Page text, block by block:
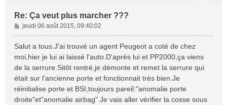
Re: Ça veut plus marcher ???
M
e
a
g
e
jeudi 06 août 2015, 09:40:02
Salut a tous.J'ai trouvé un agent Peugeot a coté de chez
moi,hier je lui ai laissé l'auto.D'après lui et PP2000,ça viens
de la serrure.Sitôt rentré,je démonte et remet la serrure qui
était sur l'ancienne porte et fonctionnait très bien.Je
réinitialise porte et BSI,toujours pareil:"anomalie porte
droite"et"anomalie airbag".Je vais aller vérifier la cosse sous